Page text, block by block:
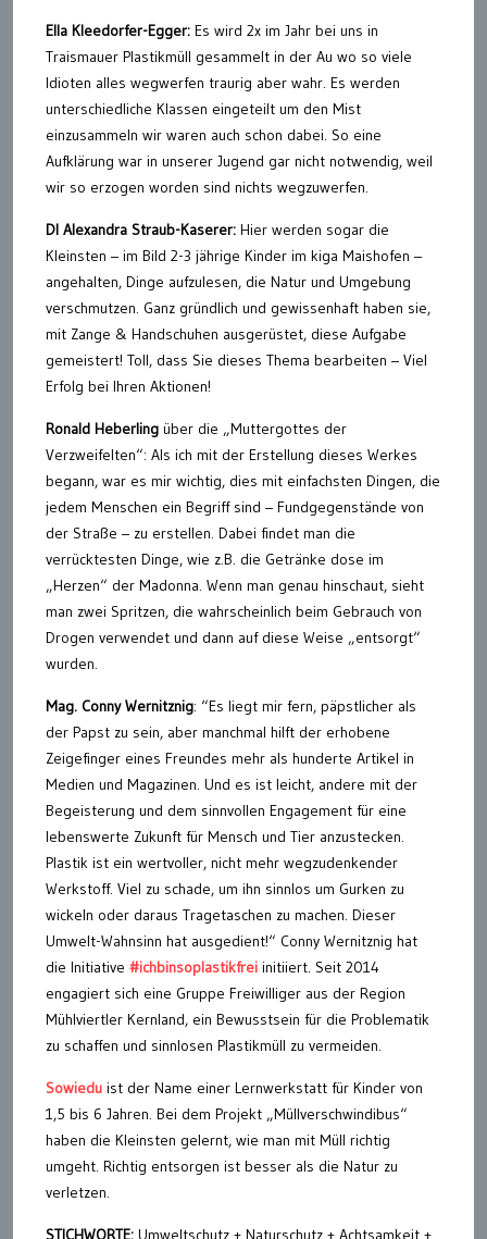
Ella Kleedorfer-Egger: Es wird 2x im Jahr bei uns in
Traismauer Plastikmüll gesammelt in der Au wo so viele
Idioten alles wegwerfen traurig aber wahr. Es werden
unterschiedliche Klassen eingeteilt um den Mist
einzusammeln wir waren auch schon dabei. So eine
Aufklärung war in unserer Jugend gar nicht notwendig, weil
wir so erzogen worden sind nichts wegzuwerfen.
DI Alexandra Straub-Kaserer: Hier werden sogar die
Kleinsten – im Bild 2-3 jährige Kinder im kiga Maishofen –
angehalten, Dinge aufzulesen, die Natur und Umgebung
verschmutzen. Ganz gründlich und gewissenhaft haben sie,
mit Zange & Handschuhen ausgerüstet, diese Aufgabe
gemeistert! Toll, dass Sie dieses Thema bearbeiten – Viel
Erfolg bei Ihren Aktionen!
Ronald Heberling über die „Muttergottes der
Verzweifelten“: Als ich mit der Erstellung dieses Werkes
begann, war es mir wichtig, dies mit einfachsten Dingen, die
jedem Menschen ein Begriff sind – Fundgegenstände von
der Straße – zu erstellen. Dabei findet man die
verrücktesten Dinge, wie z.B. die Getränke dose im
„Herzen“ der Madonna. Wenn man genau hinschaut, sieht
man zwei Spritzen, die wahrscheinlich beim Gebrauch von
Drogen verwendet und dann auf diese Weise „entsorgt“
wurden.
Mag. Conny Wernitznig: “Es liegt mir fern, päpstlicher als
der Papst zu sein, aber manchmal hilft der erhobene
Zeigefinger eines Freundes mehr als hunderte Artikel in
Medien und Magazinen. Und es ist leicht, andere mit der
Begeisterung und dem sinnvollen Engagement für eine
lebenswerte Zukunft für Mensch und Tier anzustecken.
Plastik ist ein wertvoller, nicht mehr wegzudenkender
Werkstoff. Viel zu schade, um ihn sinnlos um Gurken zu
wickeln oder daraus Tragetaschen zu machen. Dieser
Umwelt-Wahnsinn hat ausgedient!“ Conny Wernitznig hat
die Initiative #ichbinsoplastikfrei initiiert. Seit 2014
engagiert sich eine Gruppe Freiwilliger aus der Region
Mühlviertler Kernland, ein Bewusstsein für die Problematik
zu schaffen und sinnlosen Plastikmüll zu vermeiden.
Sowiedu ist der Name einer Lernwerkstatt für Kinder von
1,5 bis 6 Jahren. Bei dem Projekt „Müllverschwindibus“
haben die Kleinsten gelernt, wie man mit Müll richtig
umgeht. Richtig entsorgen ist besser als die Natur zu
verletzen.
STICHWORTE: Umweltschutz + Naturschutz + Achtsamkeit +